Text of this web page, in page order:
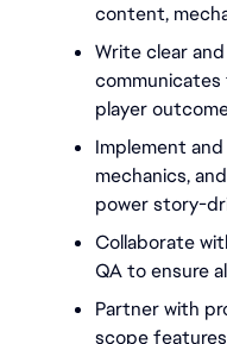
content,
Write clear
communicates
player
Implement
mechanics,
power story-
Collaborate
QA to ensure
Partner with
scope